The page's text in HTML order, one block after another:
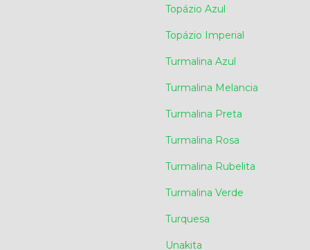
Topázio Azul
Topázio Imperial
Turmalina Azul
Turmalina Melancia
Turmalina Preta
Turmalina Rosa
Turmalina Rubelita
Turmalina Verde
Turquesa
Unakita